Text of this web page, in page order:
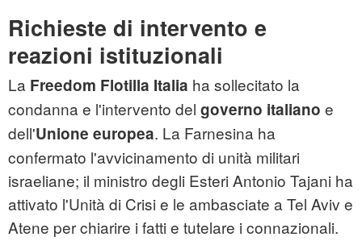
Richieste di intervento e
reazioni istituzionali
La Freedom Flotilla Italia ha sollecitato la
condanna e l'intervento del governo italiano e
dell'Unione europea. La Farnesina ha
confermato l'avvicinamento di unità militari
israeliane; il ministro degli Esteri Antonio Tajani ha
attivato l'Unità di Crisi e le ambasciate a Tel Aviv e
Atene per chiarire i fatti e tutelare i connazionali.